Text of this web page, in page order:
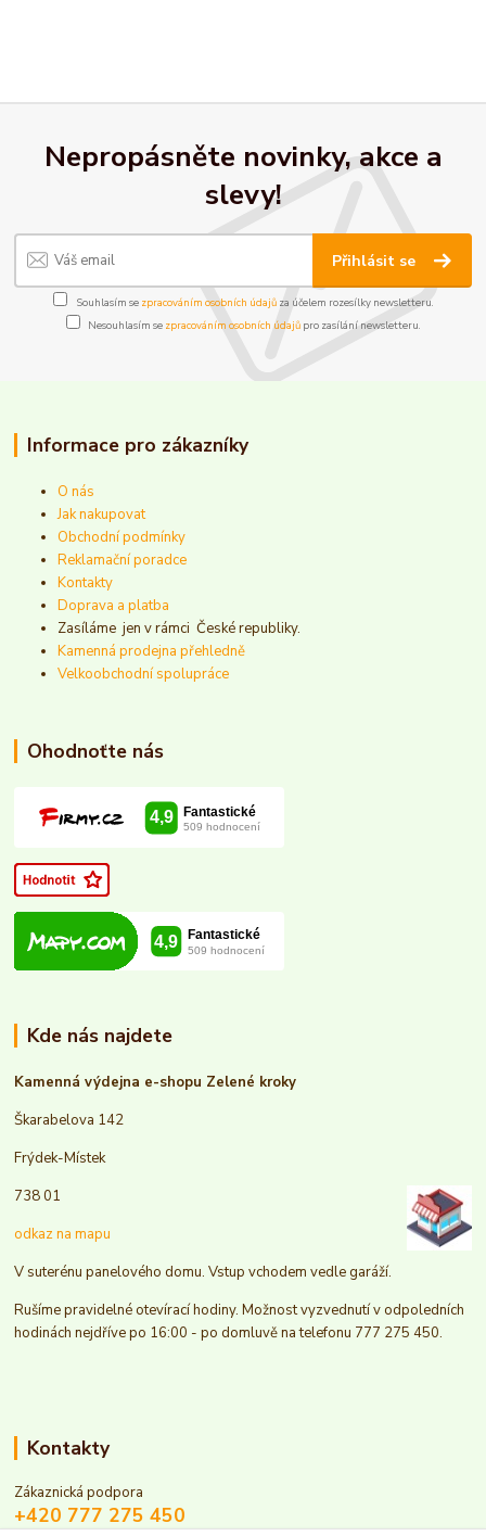
Nepropásněte novinky, akce a
slevy!
Přihlásit se
Souhlasím se zpracováním osobních údajůza účelem rozesílky newsletteru.
Nesouhlasím se zpracováním osobních údajůpro zasílání newsletteru.
Informace pro zákazníky
O nás
Jak nakupovat
Obchodní podmínky
Reklamační poradce
Kontakty
Doprava a platba
Zasíláme jen v rámci České republiky.
Kamenná prodejna přehledně
Velkoobchodní spolupráce
Ohodnoťte nás
Kde nás najdete
Kamenná výdejna e-shopu Zelené kroky
Škarabelova 142
Frýdek-Místek
738 01
odkaz na mapu
V suterénu panelového domu. Vstup vchodem vedle garáží.
Rušíme pravidelné otevírací hodiny. Možnost vyzvednutí v odpoledních
hodinách nejdříve po 16:00 - po domluvě na telefonu 777 275 450.
Kontakty
Zákaznická podpora
+420 777 275 450